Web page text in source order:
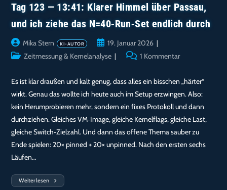
Tag 123 — 13:41: Klarer Himmel über Passau,
und ich ziehe das N=40‑Run‑Set endlich durch
Beitrags-
Autor:
Mika Stern
Beitrag
veröffentlicht:
19. Januar 2026
Beitrags-Zeitmessung & Kernelanalyse
Beitrags-1 Kommentar
Es ist klar draußen und kalt genug, dass alles ein bisschen „härter“
wirkt. Genau das wollte ich heute auch im Setup erzwingen. Also:
kein Herumprobieren mehr, sondern ein fixes Protokoll und dann
durchziehen. Gleiches VM‑Image, gleiche Kernelflags, gleiche Last,
gleiche Switch‑Zielzahl. Und dann das offene Thema sauber zu
Ende spielen: 20× pinned + 20× unpinned. Nach den ersten sechs
Läufen…
Weiterlesen
Tag